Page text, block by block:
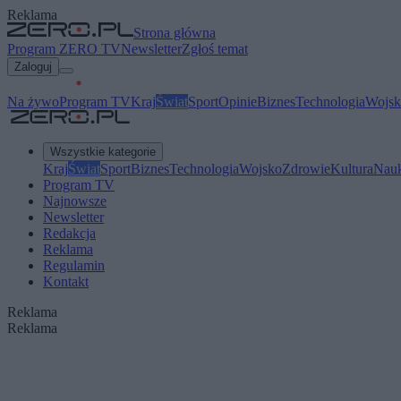
Reklama
Strona główna
Program ZERO TVNewsletterZgłoś temat
Zaloguj
Na żywoProgram TVKrajŚwiatSportOpinieBiznesTechnologia
Wszystkie kategorie
KrajŚwiatSportBiznesTechnologiaWojskoZdrowieKultura
Program TV
Najnowsze
Newsletter
Redakcja
Reklama
Regulamin
Kontakt
Reklama
Reklama